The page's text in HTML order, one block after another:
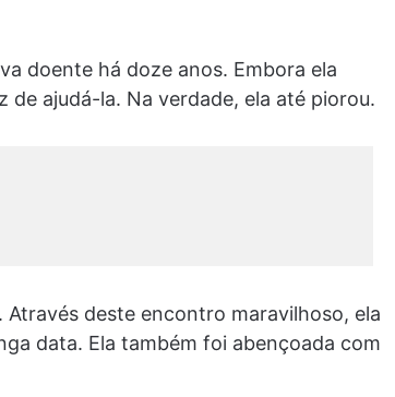
doente há doze anos. Embora ela
ajudá-la. Na verdade, ela até piorou.
. Através deste encontro maravilhoso, ela
data. Ela também foi abençoada com